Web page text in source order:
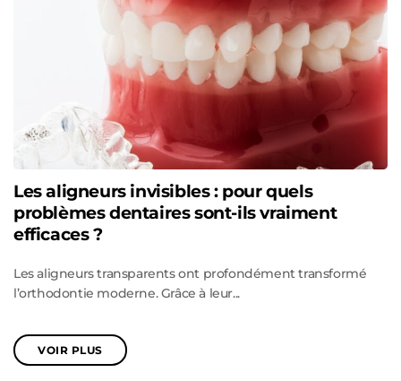
Les aligneurs invisibles : pour quels
problèmes dentaires sont-ils vraiment
efficaces ?
Les aligneurs transparents ont profondément transformé
l’orthodontie moderne. Grâce à leur...
VOIR PLUS